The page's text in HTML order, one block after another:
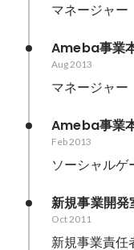
マネージャー
Ameba事業
Aug 2013
マネージャー
Ameba事業
Feb 2013
ソーシャルゲ
新規事業開発
Oct 2011
新規事業責任